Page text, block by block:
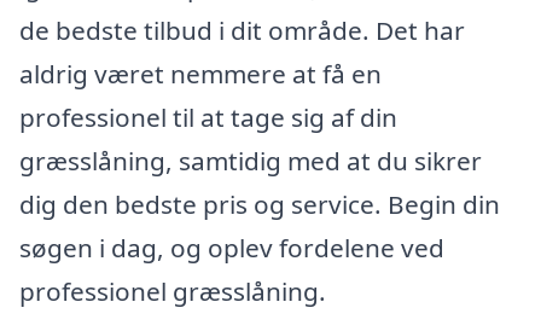
de bedste tilbud i dit område. Det har
aldrig været nemmere at få en
professionel til at tage sig af din
græsslåning, samtidig med at du sikrer
dig den bedste pris og service. Begin din
søgen i dag, og oplev fordelene ved
professionel græsslåning.